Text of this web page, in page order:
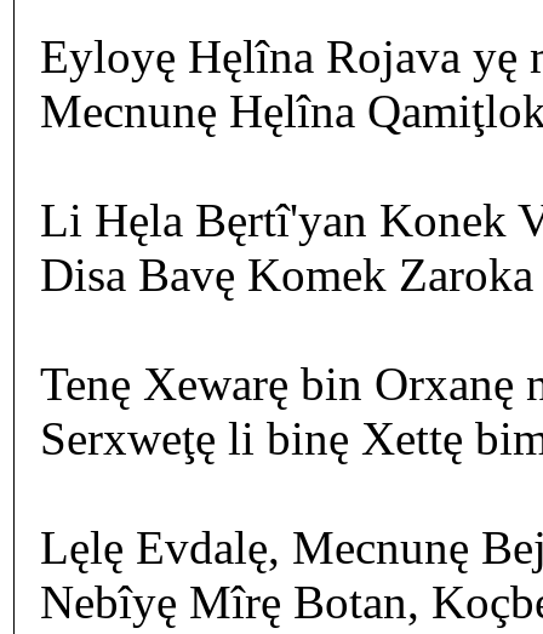
Eyloyę Hęlîna Rojava yę
Mecnunę Hęlîna
Li Hęla Bęrtî'yan Konek
Disa Bavę Komek
Tenę Xewarę bin Orxanę
Serxweţę li binę Xettę
Lęlę Evdalę, Mecnunę
Nebîyę Mîrę Botan,